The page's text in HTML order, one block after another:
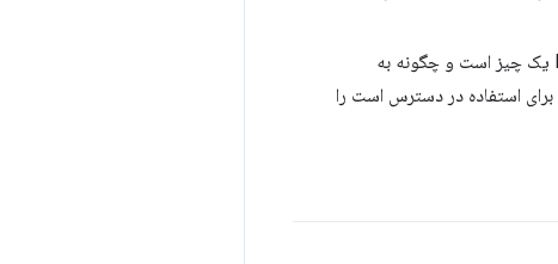
بحث گسترده بود و شامل سوالاتی از حضار بود. ارزش تماشای آن را دارد، زیرا زمینه را برای اینکه چرا Baseline یک چیز است و چگونه به
استفاده در دسترس است را